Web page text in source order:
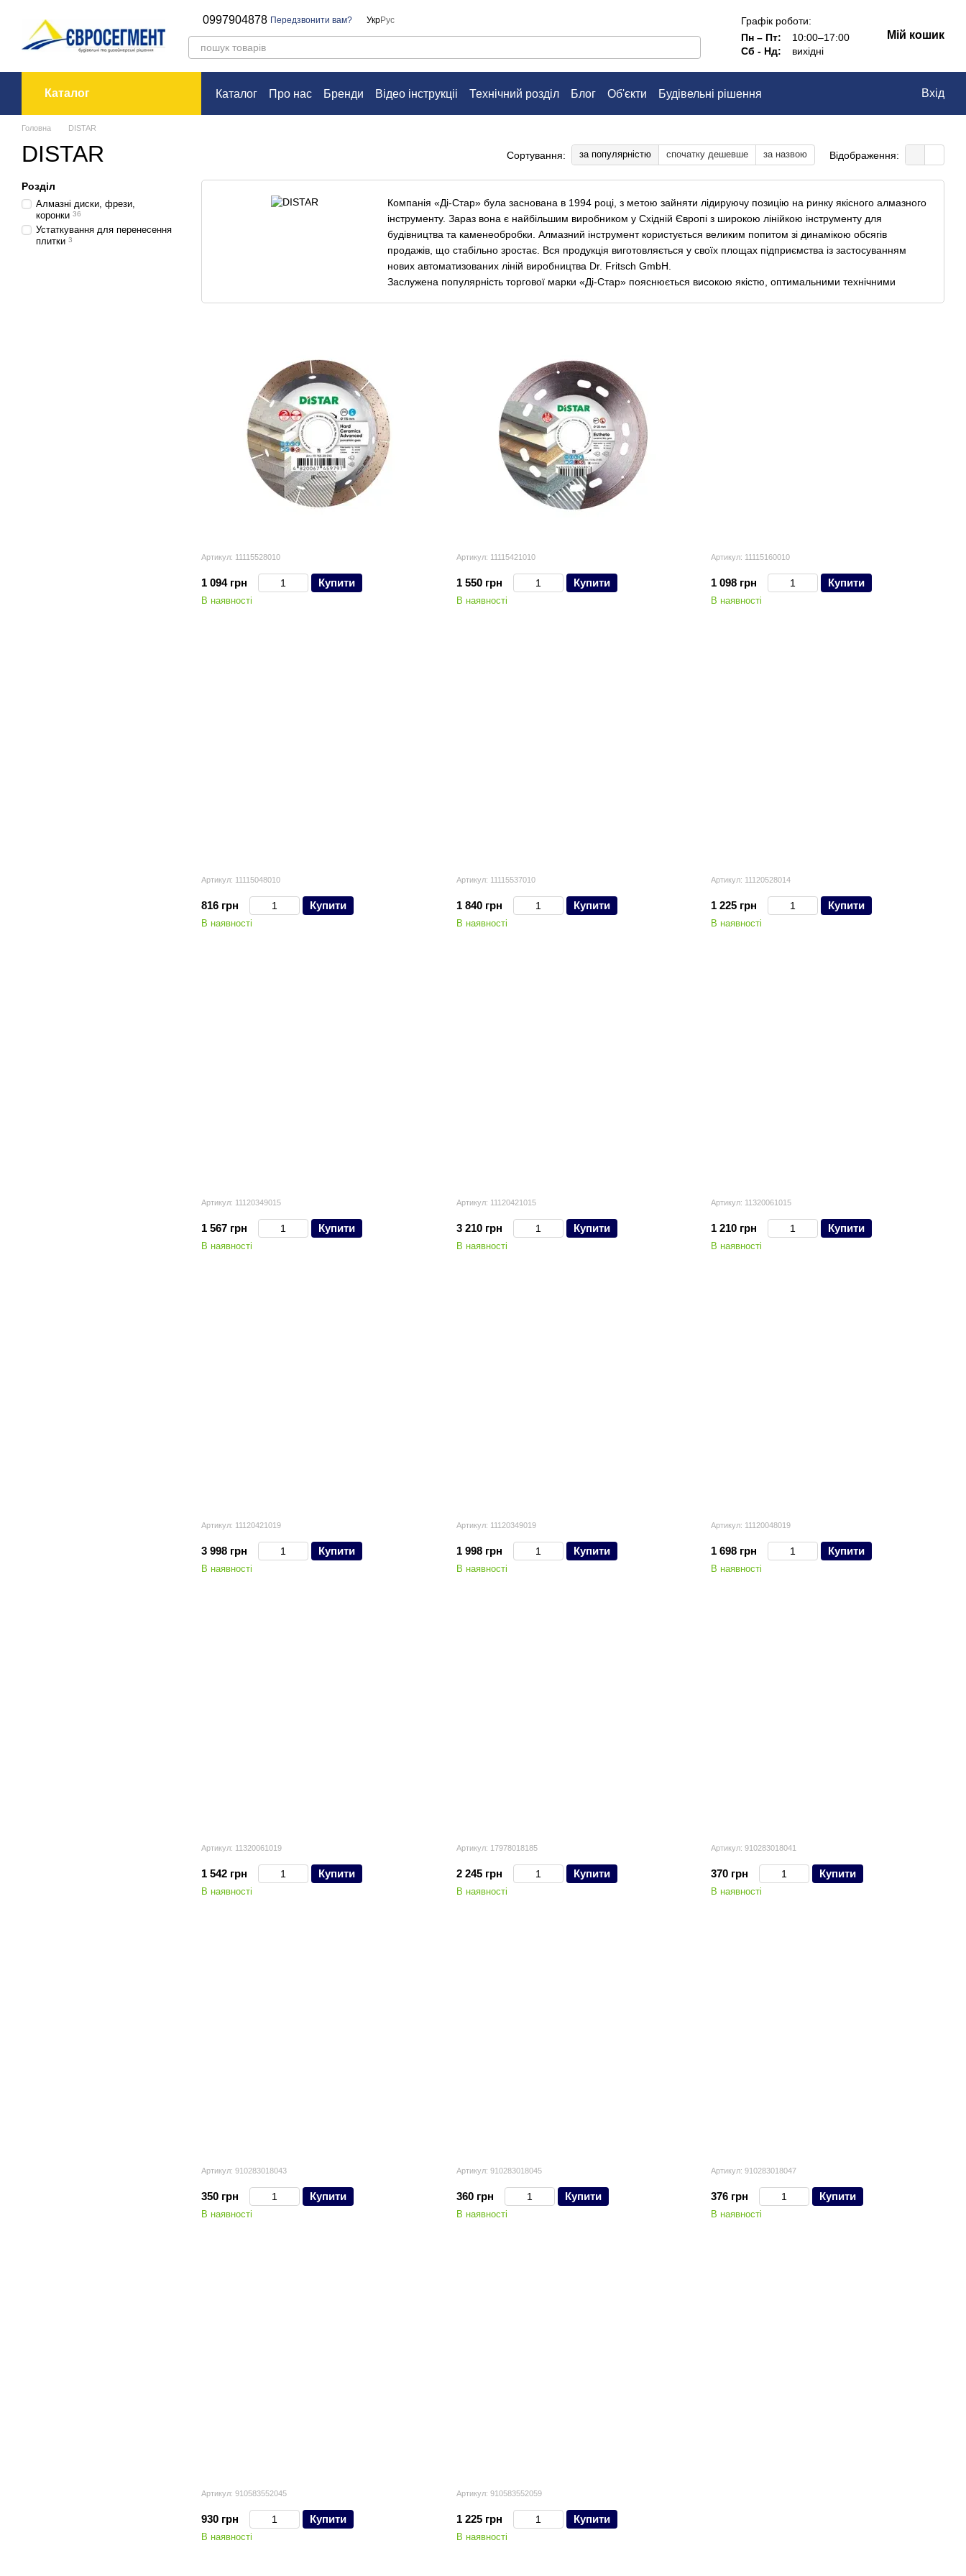
0997904878 Передзвонити вам? УкрРус
Графік роботи:
Пн – Пт:
10:00–17:00
Сб - Нд:
вихідні
Мій кошик
Каталог Каталог Про нас Бренди Відео інструкціі Технічний розділ Блог Об'єкти
Будівельні рішення
Вхід
Головна DISTAR
DISTAR Сортування: за популярністю спочатку дешевше за назвою Відображення:
Компанія «Ді-Стар» була заснована в 1994 році, з метою зайняти лідируючу позицію на ринку якісного алмазного
інструменту. Зараз вона є найбільшим виробником у Східній Європі з широкою лінійкою інструменту для
будівництва та каменеобробки. Алмазний інструмент користується великим попитом зі динамікою обсягів
продажів, що стабільно зростає. Вся продукція виготовляється у своїх площах підприємства із застосуванням
нових автоматизованих ліній виробництва Dr. Fritsch GmbH.
Заслужена популярність торгової марки «Ді-Стар» пояснюється високою якістю, оптимальними технічними
Алмазні відрізні кола для різання природного каменю на УШМ та стаціонарному обладнанні
Алмазні відрізні круги для різання бетону на УШМ, бензорезах та швонарізчиках
Алмазні відрізні кола для різання асфальту на швонарізниках
Фрези алмазні сегментні для УШМ та промислових шліф. машинах
Свердла алмазні для ручних електродрилів і свердлильних установок.
Пристрої підвищення ефективності використання алмазного інструмента.
Артикул: 11115528010
1 094 грн Купити
В наявності
Артикул: 11115421010
1 550 грн Купити
В наявності
Артикул: 11115160010
1 098 грн Купити
В наявності
Артикул: 11115048010
816 грн Купити
В наявності
Артикул: 11115537010
1 840 грн Купити
В наявності
Артикул: 11120528014
1 225 грн Купити
В наявності
Артикул: 11120349015
1 567 грн Купити
В наявності
Артикул: 11120421015
3 210 грн Купити
В наявності
Артикул: 11320061015
1 210 грн Купити
В наявності
Артикул: 11120421019
3 998 грн Купити
В наявності
Артикул: 11120349019
1 998 грн Купити
В наявності
Артикул: 11120048019
1 698 грн Купити
В наявності
Артикул: 11320061019
1 542 грн Купити
В наявності
Артикул: 17978018185
2 245 грн Купити
В наявності
Артикул: 910283018041
370 грн Купити
В наявності
Артикул: 910283018043
350 грн Купити
В наявності
Артикул: 910283018045
360 грн Купити
В наявності
Артикул: 910283018047
376 грн Купити
В наявності
Артикул: 910583552045
930 грн Купити
В наявності
Артикул: 910583552059
1 225 грн Купити
В наявності
Розділ
Алмазні диски, фрези,
коронки 36
Устаткування для перенесення
плитки 3